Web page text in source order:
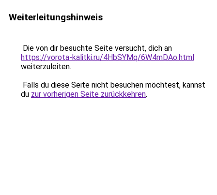
Weiterleitungshinweis
Die von dir besuchte Seite versucht, dich an
https://vorota-kalitki.ru/4HbSYMq/6W4mDAo.html
weiterzuleiten.
Falls du diese Seite nicht besuchen möchtest, kannst
du zur vorherigen Seite zurückkehren.